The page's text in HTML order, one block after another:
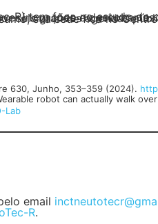
630, Junho, 353–359 (2024).
robot can actually walk
Lab
email
R.